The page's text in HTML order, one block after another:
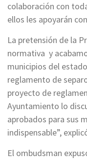
colaboración con
ellos les apoyarán
La pretensión de la
normativa y
municipios del
reglamento de
proyecto de
Ayuntamiento lo
aprobados para sus
indispensable”,
El ombudsman